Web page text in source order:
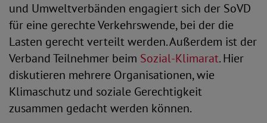
und Umweltverbänden engagiert sich der SoVD
für eine gerechte Verkehrswende, bei der die
Lasten gerecht verteilt werden. Außerdem ist der
Verband Teilnehmer beim Sozial-Klimarat. Hier
diskutieren mehrere Organisationen, wie
Klimaschutz und soziale Gerechtigkeit
zusammen gedacht werden können.